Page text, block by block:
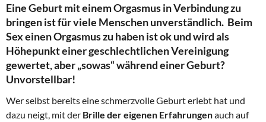
Eine Geburt mit einem Orgasmus in Verbindung zu
bringen ist für viele Menschen unverständlich. Beim
Sex einen Orgasmus zu haben ist ok und wird als
Höhepunkt einer geschlechtlichen Vereinigung
gewertet, aber „sowas“ während einer Geburt?
Unvorstellbar!
Wer selbst bereits eine schmerzvolle Geburt erlebt hat und
dazu neigt, mit der Brille der eigenen Erfahrungenauch auf